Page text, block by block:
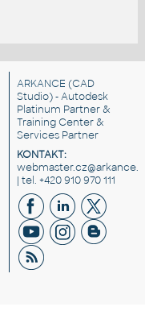
ARKANCE (CAD
Studio) - Autodesk
Platinum Partner &
Training Center &
Services Partner
KONTAKT:
| tel. +420 910 970 111